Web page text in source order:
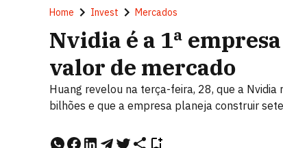
Home Invest Mercados
Nvidia é a 1ª
valor de mercado
Huang revelou na terça-feira, 28, que a
bilhões e que a empresa planeja construir